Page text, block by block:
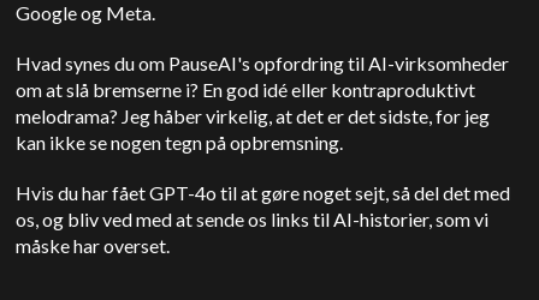
Google og Meta.
Hvad synes du om PauseAI's opfordring til AI-virksomheder
om at slå bremserne i? En god idé eller kontraproduktivt
melodrama? Jeg håber virkelig, at det er det sidste, for jeg
kan ikke se nogen tegn på opbremsning.
Hvis du har fået GPT-4o til at gøre noget sejt, så del det med
os, og bliv ved med at sende os links til AI-historier, som vi
måske har overset.